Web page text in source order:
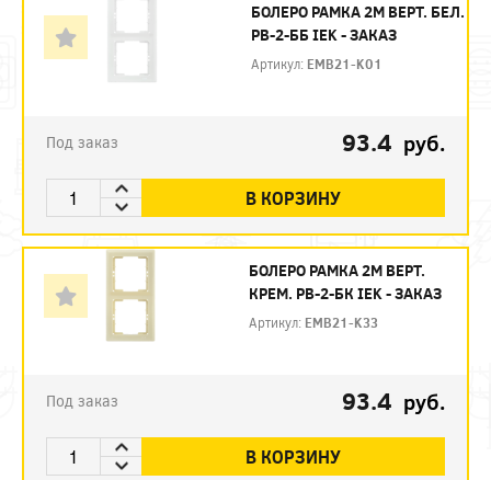
БОЛЕРО РАМКА 2М ВЕРТ. БЕЛ.
РB-2-ББ IEK - ЗАКАЗ
Артикул: EMB21-K01
Под заказ 93.4 руб.
В КОРЗИНУ
БОЛЕРО РАМКА 2М ВЕРТ.
КРЕМ. РB-2-БК IEK - ЗАКАЗ
Артикул: EMB21-K33
Под заказ 93.4 руб.
В КОРЗИНУ